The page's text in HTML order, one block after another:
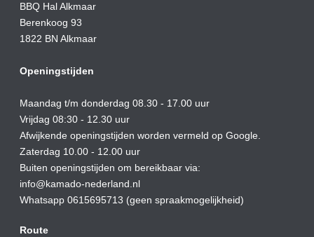
BBQ Hal Alkmaar
Berenkoog 93
1822 BN Alkmaar
Openingstijden
Maandag t/m donderdag 08.30 - 17.00 uur
Vrijdag 08:30 - 12.30 uur
Afwijkende openingstijden worden vermeld op Google.
Zaterdag 10.00 - 12.00 uur
Buiten openingstijden om bereikbaar via:
info@kamado-nederland.nl
Whatsapp 0615695713 (geen spraakmogelijkheid)
Route